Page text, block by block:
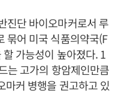
진단 바이오마커로서 루
묶어 미국 식품의약국(F
가능성이 높아졌다. 1
는 고가의 항암제인만큼
마커 병행을 권고하고 있